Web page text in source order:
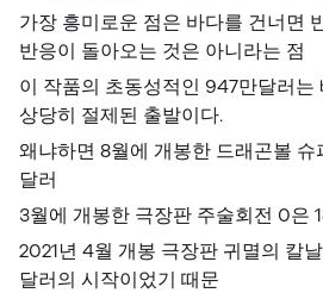
가장 흥미로운 점은 바다를 건너면
반응이 돌아오는 것은 아니라는 점
이 작품의 초동성적인 947만달러는
상당히 절제된 출발이다.
왜냐하면 8월에 개봉한 드래곤볼 슈
달러
3월에 개봉한 극장판 주술회전 0은
2021년 4월 개봉 극장판 귀멸의 칼
달러의 시작이었기 때문